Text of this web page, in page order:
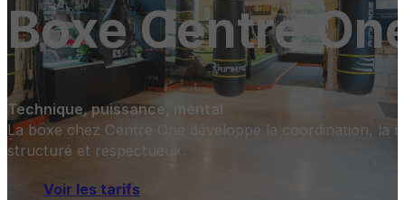
BoxeCentre
Technique, puissance, mental
La boxe chez Centre One développe la coordination, la
structuré et respectueux.
Voir les tarifs